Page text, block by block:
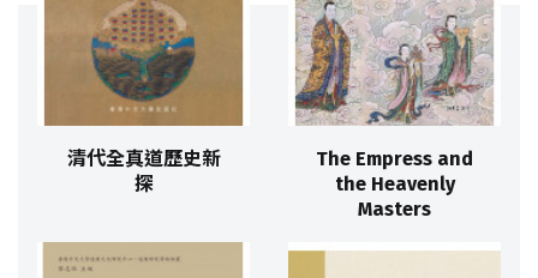
清代全真道歷史新
探
The Empress and
the Heavenly
Masters